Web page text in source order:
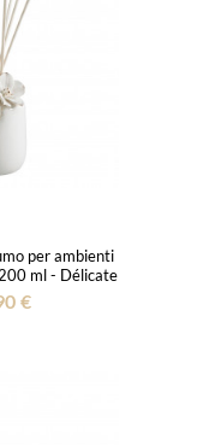
per ambienti
ml - Délicate
€